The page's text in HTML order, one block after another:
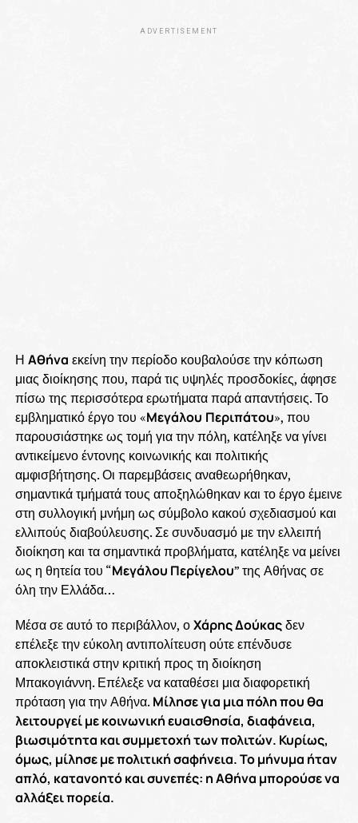
ADVERTISEMENT
Η Αθήνα εκείνη την περίοδο κουβαλούσε την κόπωση
μιας διοίκησης που, παρά τις υψηλές προσδοκίες, άφησε
πίσω της περισσότερα ερωτήματα παρά απαντήσεις. Το
εμβληματικό έργο του «Μεγάλου Περιπάτου», που
παρουσιάστηκε ως τομή για την πόλη, κατέληξε να γίνει
αντικείμενο έντονης κοινωνικής και πολιτικής
αμφισβήτησης. Οι παρεμβάσεις αναθεωρήθηκαν,
σημαντικά τμήματά τους αποξηλώθηκαν και το έργο έμεινε
στη συλλογική μνήμη ως σύμβολο κακού σχεδιασμού και
ελλιπούς διαβούλευσης. Σε συνδυασμό με την ελλειπή
διοίκηση και τα σημαντικά προβλήματα, κατέληξε να μείνει
ως η θητεία του “Μεγάλου Περίγελου” της Αθήνας σε
όλη την Ελλάδα…
Μέσα σε αυτό το περιβάλλον, οΧάρης Δούκαςδεν
επέλεξε την εύκολη αντιπολίτευση ούτε επένδυσε
αποκλειστικά στην κριτική προς τη διοίκηση
Μπακογιάννη. Επέλεξε να καταθέσει μια διαφορετική
πρόταση για την Αθήνα. Μίλησε για μια πόλη που θα
λειτουργεί με κοινωνική ευαισθησία, διαφάνεια,
βιωσιμότητα και συμμετοχή των πολιτών. Κυρίως,
όμως, μίλησε με πολιτική σαφήνεια. Το μήνυμα ήταν
απλό, κατανοητό και συνεπές: η Αθήνα μπορούσε να
αλλάξει πορεία.